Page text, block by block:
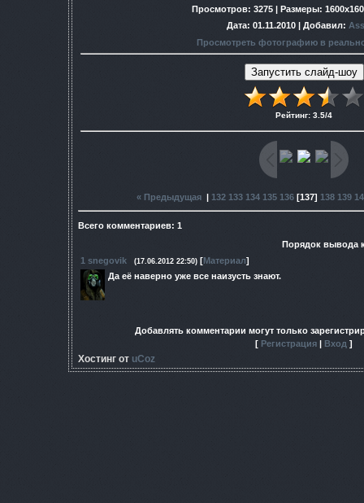
Просмотров: 3275 | Размеры:
Дата: 01.11.2010 | Добавил:
Просмотреть фотографию в
Рейтинг: 3.5/4
« Предыдущая| 132 133 134 135 136[137] 138 139
Всего комментариев: 1
Порядок вывода
1 snegovik (17.06.2012 22:50) [Материал]
Да её наверно уже все наизусть знают.
Добавлять комментарии могут только
[ Регистрация Вход ]
Хостинг от uCoz